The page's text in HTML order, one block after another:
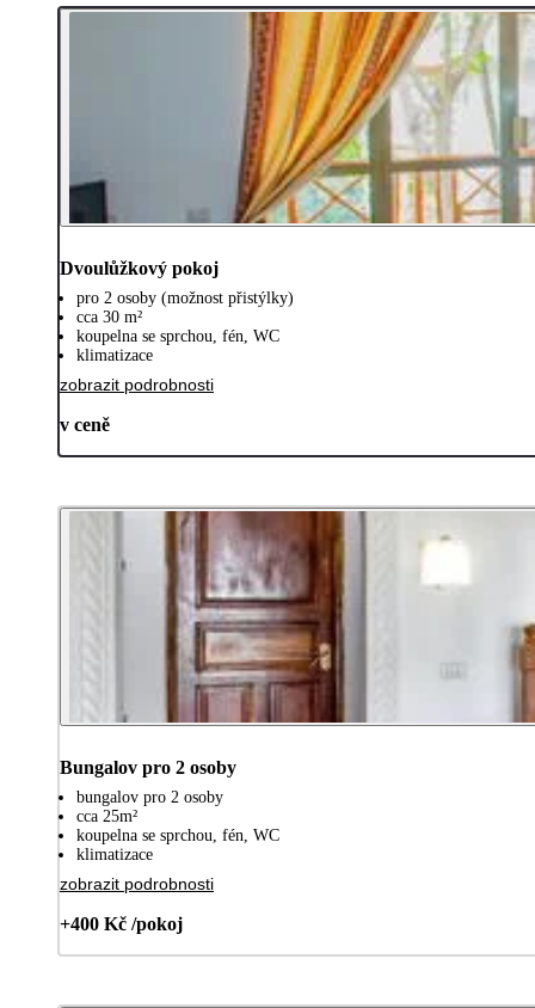
Dvoulůžkový pokoj
pro 2 osoby (možnost přistýlky)
cca 30 m²
koupelna se sprchou, fén, WC
klimatizace
zobrazit podrobnosti
v ceně
Bungalov pro 2 osoby
bungalov pro 2 osoby
cca 25m²
koupelna se sprchou, fén, WC
klimatizace
zobrazit podrobnosti
+400 Kč /pokoj